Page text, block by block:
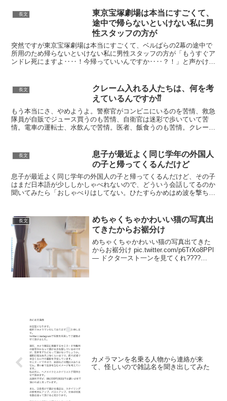
長文
東京宝塚劇場は本当にすごくて、
途中で帰らないといけない私に男
性スタッフの方が
突然ですが東京宝塚劇場は本当にすごくて、ベルばらの2幕の途中で
所用のため帰らないといけない私に男性スタッフの方が「もうすぐア
ンドレ死にますよ‥‥！今帰っていいんですか‥‥？！」と声かけし
長文
クレーム入れる人たちは、何を考
えているんですか⁇
もう本当にさ、やめようよ。警察官がコンビニにいるのを苦情、救急
隊員が自販でジュース買うのも苦情、自衛官は迷彩で歩いていて苦
情。電車の運転士、水飲んで苦情。医者、飯食うのも苦情。クレーム
長文
息子が最近よく同じ学年の外国人
の子と帰ってくるんだけど
息子が最近よく同じ学年の外国人の子と帰ってくるんだけど、その子
はまだ日本語が少ししかしゃべれないので、どういう会話してるのか
聞いてみたら「おしゃべりはしてない。ひたすらかめはめ波を撃ち合
長文
めちゃくちゃかわいい猫の写真出
てきたからお裾分け
めちゃくちゃかわいい猫の写真出てきた
からお裾分け pic.twitter.com/p6TrXo8PPl
— ドクタ一スト一ンを見てくれ????
カメラマンを名乗る人物から連絡が来
て、怪しいので雑誌名を聞き出してみた